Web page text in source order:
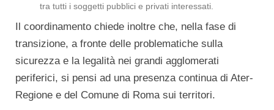
tra tutti i soggetti pubblici e privati interessati.
Il coordinamento chiede inoltre che, nella fase di
transizione, a fronte delle problematiche sulla
sicurezza e la legalità nei grandi agglomerati
periferici, si pensi ad una presenza continua di Ater-
Regione e del Comune di Roma sui territori.